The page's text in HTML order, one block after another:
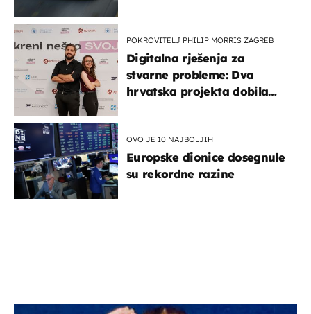
POKROVITELJ PHILIP MORRIS ZAGREB
Digitalna rješenja za
stvarne probleme: Dva
hrvatska projekta dobila
OVO JE 10 NAJBOLJIH
Europske dionice dosegnule
su rekordne razine